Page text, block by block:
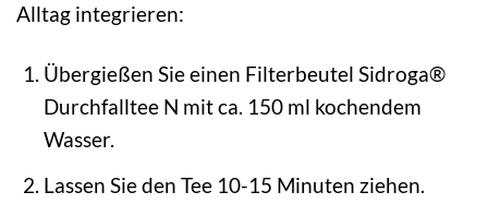
Alltag integrieren:
Übergießen Sie einen Filterbeutel Sidroga®
Durchfalltee N mit ca. 150 ml kochendem
Wasser.
Lassen Sie den Tee 10-15 Minuten ziehen.